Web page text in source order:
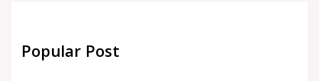
Popular Post